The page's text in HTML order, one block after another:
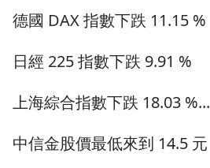
德國 DAX 指數下跌 11.15 %
日經 225 指數下跌 9.91 %
上海綜合指數下跌 18.03 %...
中信金股價最低來到 14.5 元